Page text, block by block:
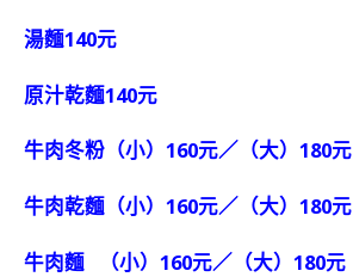
湯麵140元
原汁乾麵140元
牛肉冬粉（小）160元／（大）180元
牛肉乾麵（小）160元／（大）180元
牛肉麵 （小）160元／（大）180元